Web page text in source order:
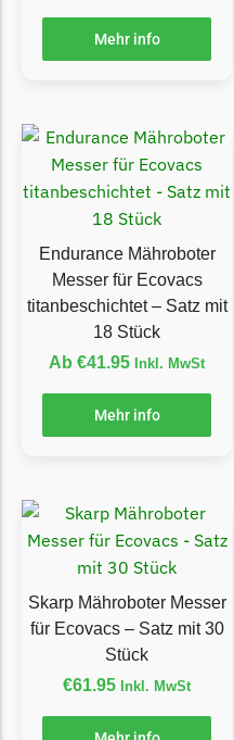
Kress
Kress Messer
LandXcape
LandXcape Messer
Begrenzungsdraht
LawnBott Messer
Begrenzungsdraht
Begrenzungsdraht
Begrenzungsdraht
Mammotion
Mammotion Messer
McCulloch
McCulloch Messer
Mehr info
Endurance Mähroboter
Messer für Ecovacs
titanbeschichtet – Satz mit
18 Stück
Ab €41.95 Inkl. MwSt
Mehr info
Skarp Mähroboter Messer
für Ecovacs – Satz mit 30
Stück
€61.95 Inkl. MwSt